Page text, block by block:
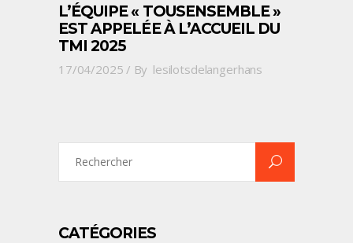
L’ÉQUIPE « TOUSENSEMBLE »
EST APPELÉE À L’ACCUEIL DU
TMI 2025
17/04/2025 By lesilotsdelangerhans
CATÉGORIES